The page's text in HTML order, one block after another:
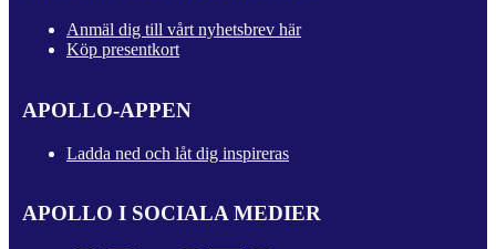
Anmäl dig till vårt nyhetsbrev här
Köp presentkort
APOLLO-APPEN
Ladda ned och låt dig inspireras
APOLLO I SOCIALA MEDIER